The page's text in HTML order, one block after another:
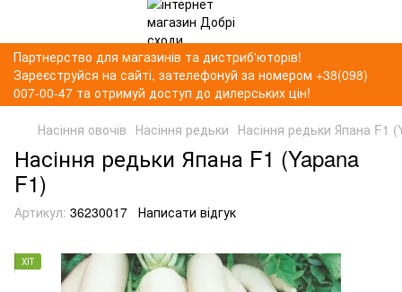
Партнерство для магазинів та дистриб'юторів!
Зареєструйся на сайті, зателефонуй за номером +38(098)
007-00-47 та отримуй доступ до дилерських цін!
Насіння овочів Насіння редьки Насіння редьки Япана F1
Насіння редьки Япана F1 (Yapana
F1)
Артикул: 36230017 Написати відгук
ХІТ